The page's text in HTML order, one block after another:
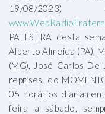
19/08/
PALESTRA desta
Alberto Almeida (PA),
(MG), José Carlos De
reprises, do
05 horários
feira a sábado,